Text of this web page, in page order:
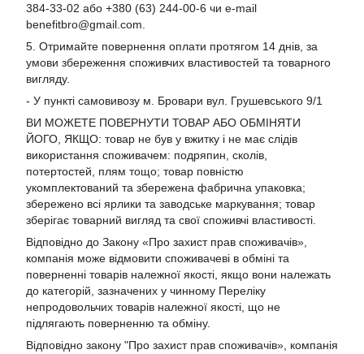
384-33-02 або +380 (63) 244-00-6 чи e-mail
benefitbro@gmail.com
5. Отримайте повернення оплати протягом 14 днів, за
умови збереження споживчих властивостей та товарного
вигляду.
- У пункті самовивозу м. Бровари вул. Грушевського 9/1
ВИ МОЖЕТЕ ПОВЕРНУТИ ТОВАР АБО ОБМІНЯТИ
ЙОГО, ЯКЩО: товар не був у вжитку і не має слідів
використання споживачем: подряпин, сколів,
потертостей, плям тощо; товар повністю
укомплектований та збережена фабрична упаковка;
збережено всі ярлики та заводське маркування; товар
зберігає товарний вигляд та свої споживчі властивості.
Відповідно до Закону «Про захист прав споживачів»,
компанія може відмовити споживачеві в обміні та
поверненні товарів належної якості, якщо вони належать
до категорій, зазначених у чинному Переліку
непродовольчих товарів належної якості, що не
підлягають поверненню та обміну.
Відповідно закону "Про захист прав споживачів» , компанія